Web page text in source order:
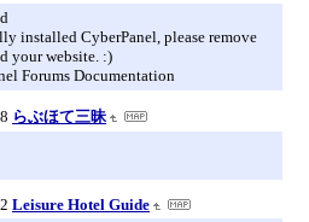
installed CyberPanel, please remove
your website. :)
Forums Documentation
らぶほて三昧
Leisure Hotel Guide